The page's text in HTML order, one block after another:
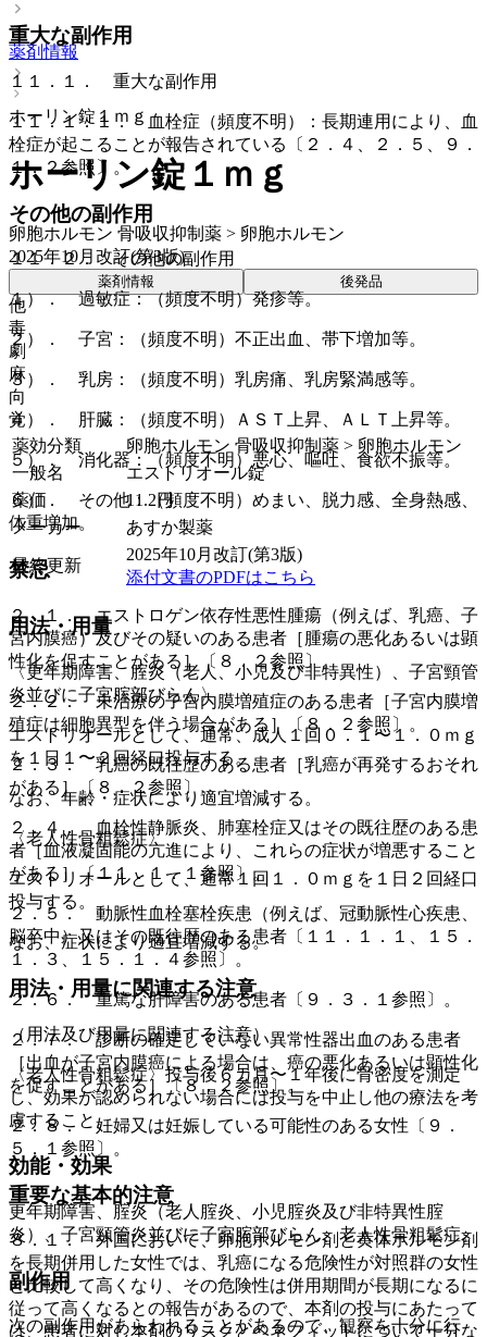
重大な副作用
１１．１． 重大な副作用
１１．１．１． 血栓症（頻度不明）：長期連用により、血
栓症が起こることが報告されている〔２．４、２．５、９．
１．２参照〕。
その他の副作用
１１．２． その他の副作用
１）． 過敏症：（頻度不明）発疹等。
２）． 子宮：（頻度不明）不正出血、帯下増加等。
３）． 乳房：（頻度不明）乳房痛、乳房緊満感等。
４）． 肝臓：（頻度不明）ＡＳＴ上昇、ＡＬＴ上昇等。
５）． 消化器：（頻度不明）悪心、嘔吐、食欲不振等。
６）． その他：（頻度不明）めまい、脱力感、全身熱感、
体重増加。
禁忌
２．１． エストロゲン依存性悪性腫瘍（例えば、乳癌、子
宮内膜癌）及びその疑いのある患者［腫瘍の悪化あるいは顕
性化を促すことがある］〔８．２参照〕。
２．２． 未治療の子宮内膜増殖症のある患者［子宮内膜増
殖症は細胞異型を伴う場合がある］〔８．２参照〕。
２．３． 乳癌の既往歴のある患者［乳癌が再発するおそれ
がある］〔８．２参照〕。
２．４． 血栓性静脈炎、肺塞栓症又はその既往歴のある患
者［血液凝固能の亢進により、これらの症状が増悪すること
がある］〔１１．１．１参照〕。
２．５． 動脈性血栓塞栓疾患（例えば、冠動脈性心疾患、
脳卒中）又はその既往歴のある患者〔１１．１．１、１５．
１．３、１５．１．４参照〕。
２．６． 重篤な肝障害のある患者〔９．３．１参照〕。
２．７． 診断の確定していない異常性器出血のある患者
［出血が子宮内膜癌による場合は、癌の悪化あるいは顕性化
を促すことがある］〔８．２参照〕。
２．８． 妊婦又は妊娠している可能性のある女性〔９．
５．１参照〕。
重要な基本的注意
８．１． 外国において、卵胞ホルモン剤と黄体ホルモン剤
を長期併用した女性では、乳癌になる危険性が対照群の女性
と比較して高くなり、その危険性は併用期間が長期になるに
従って高くなるとの報告があるので、本剤の投与にあたって
は、患者に対し本剤のリスクとベネフィットについて十分な
薬剤情報
ホーリン錠１ｍｇ
ホーリン錠１ｍｇ
卵胞ホルモン 骨吸収抑制薬 > 卵胞ホルモン
2025年10月改訂(第3版)
薬剤情報 後発品
他
毒
劇
麻
向
覚
薬効分類
卵胞ホルモン 骨吸収抑制薬 > 卵胞ホルモン
一般名
エストリオール錠
薬価
11.2円
メーカー
あすか製薬
最終更新
2025年10月改訂(第3版)
添付文書のPDFはこちら
用法・用量
〈更年期障害、腟炎（老人、小児及び非特異性）、子宮頸管
炎並びに子宮腟部びらん〉
エストリオールとして、通常、成人１回０．１〜１．０ｍｇ
を１日１〜２回経口投与する。
なお、年齢・症状により適宜増減する。
〈老人性骨粗鬆症〉
エストリオールとして、通常１回１．０ｍｇを１日２回経口
投与する。
なお、症状により適宜増減する。
用法・用量に関連する注意
（用法及び用量に関連する注意）
〈老人性骨粗鬆症〉投与後６カ月〜１年後に骨密度を測定
し、効果が認められない場合には投与を中止し他の療法を考
慮すること。
効能・効果
更年期障害、腟炎（老人腟炎、小児腟炎及び非特異性腟
炎）、子宮頸管炎並びに子宮腟部びらん、老人性骨粗鬆症。
副作用
次の副作用があらわれることがあるので、観察を十分に行